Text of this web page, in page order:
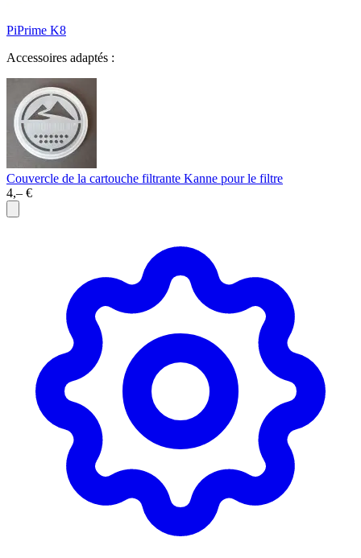
PiPrime K8
Accessoires adaptés :
Couvercle de la cartouche filtrante Kanne pour le filtre
4,– €